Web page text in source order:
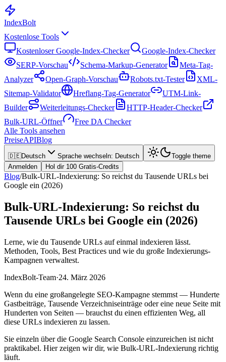
IndexBolt
Kostenlose Tools
Kostenloser Google-Index-Checker
Google-Index-Checker
SERP-Vorschau
Schema-Markup-Generator
Meta-Tag-
Analyzer
Open-Graph-Vorschau Robots.txt-Tester
XML-
Sitemap-Validator
Hreflang-Tag-Generator
UTM-Link-
Builder
Weiterleitungs-Checker
HTTP-Header-Checker
Bulk-URL-Öffner
Free DA Checker
Alle Tools ansehen
PreiseAPIBlog
🇩🇪Deutsch Sprache wechseln: Deutsch
Toggle theme
Anmelden
Hol dir 100 Gratis-Credits
Blog/Bulk-URL-Indexierung: So reichst du Tausende URLs bei
Google ein (2026)
Bulk-URL-Indexierung: So reichst du
Tausende URLs bei Google ein (2026)
Lerne, wie du Tausende URLs auf einmal indexieren lässt.
Methoden, Tools, Best Practices und wie du große Indexierungs-
Kampagnen verwaltest.
IndexBolt-Team·24. März 2026
Wenn du eine großangelegte SEO-Kampagne stemmst — Hunderte
Gastbeiträge, Tausende Verzeichniseinträge oder eine neue Seite mit
Hunderten von Seiten — brauchst du einen effizienten Weg, all
diese URLs indexieren zu lassen.
Sie einzeln über die Google Search Console einzureichen ist nicht
praktikabel. Hier zeigen wir dir, wie Bulk-URL-Indexierung richtig
läuft.